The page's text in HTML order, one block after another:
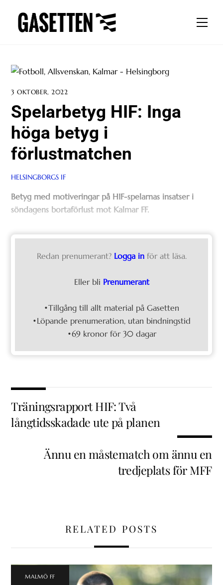
content
3 OKTOBER, 2022
Spelarbetyg HIF: Inga
höga betyg i
förlustmatchen
HELSINGBORGS IF
Betyg med motiveringar på HIF-spelarnas insatser i
söndagens bortaförlust mot Kalmar FF.
Redan prenumerant? Logga in för att läsa.
Eller bli Prenumerant
•Tillgång till allt material på Gasetten
•Löpande prenumeration, utan bindningstid
•69 kronor för 30 dagar
Träningsrapport HIF: Två
långtidsskadade ute på planen
Ännu en måstematch om ännu en
tredjeplats för MFF
RELATED POSTS
MALMÖ FF